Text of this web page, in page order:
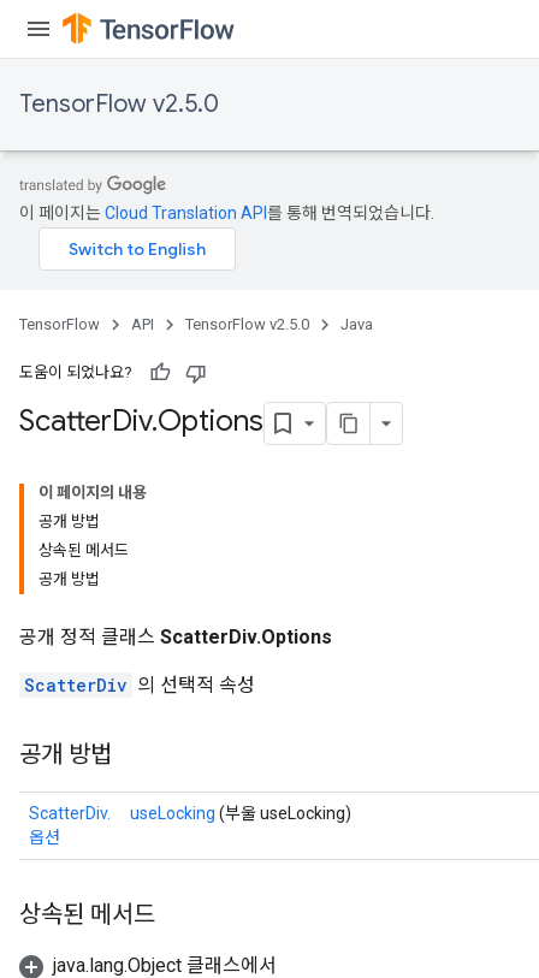
TensorFlow v2.5.0
이 페이지는Cloud Translation API 를 통해 번역되었습니다.
TensorFlow API TensorFlow v2.5.0 Java
도움이 되었나요?
ScatterDiv.Options
이 페이지의 내용
공개 방법
상속된 메서드
공개 방법
공개 정적 클래스 ScatterDiv.Options
ScatterDiv 의 선택적 속성
공개 방법
ScatterDiv.
옵션
useLocking (부울 useLocking)
상속된 메서드
java.lang.Object 클래스에서